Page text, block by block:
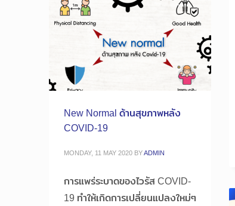
New Normal ด้านสุขภาพหลัง
COVID-19
MONDAY, 11 MAY 2020 BYADMIN
การแพร่ระบาดของไวรัส COVID-
19 ทำให้เกิดการเปลี่ยนแปลงใหม่ๆ